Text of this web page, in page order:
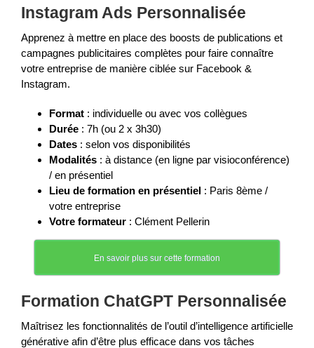
Instagram Ads Personnalisée
Apprenez à mettre en place des boosts de publications et
campagnes publicitaires complètes pour faire connaître
votre entreprise de manière ciblée sur Facebook &
Instagram.
Format : individuelle ou avec vos collègues
Durée : 7h (ou 2 x 3h30)
Dates : selon vos disponibilités
Modalités : à distance (en ligne par visioconférence)
/ en présentiel
Lieu de formation en présentiel : Paris 8ème /
votre entreprise
Votre formateur : Clément Pellerin
En savoir plus sur cette formation
Formation ChatGPT Personnalisée
Maîtrisez les fonctionnalités de l’outil d’intelligence artificielle
générative afin d’être plus efficace dans vos tâches